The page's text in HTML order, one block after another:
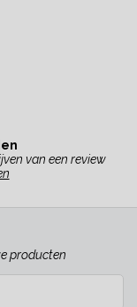
van een review
producten